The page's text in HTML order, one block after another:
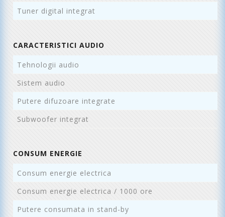
Tuner digital integrat
CARACTERISTICI AUDIO
Tehnologii audio
Sistem audio
Putere difuzoare integrate
Subwoofer integrat
CONSUM ENERGIE
Consum energie electrica
Consum energie electrica / 1000 ore
Putere consumata in stand-by